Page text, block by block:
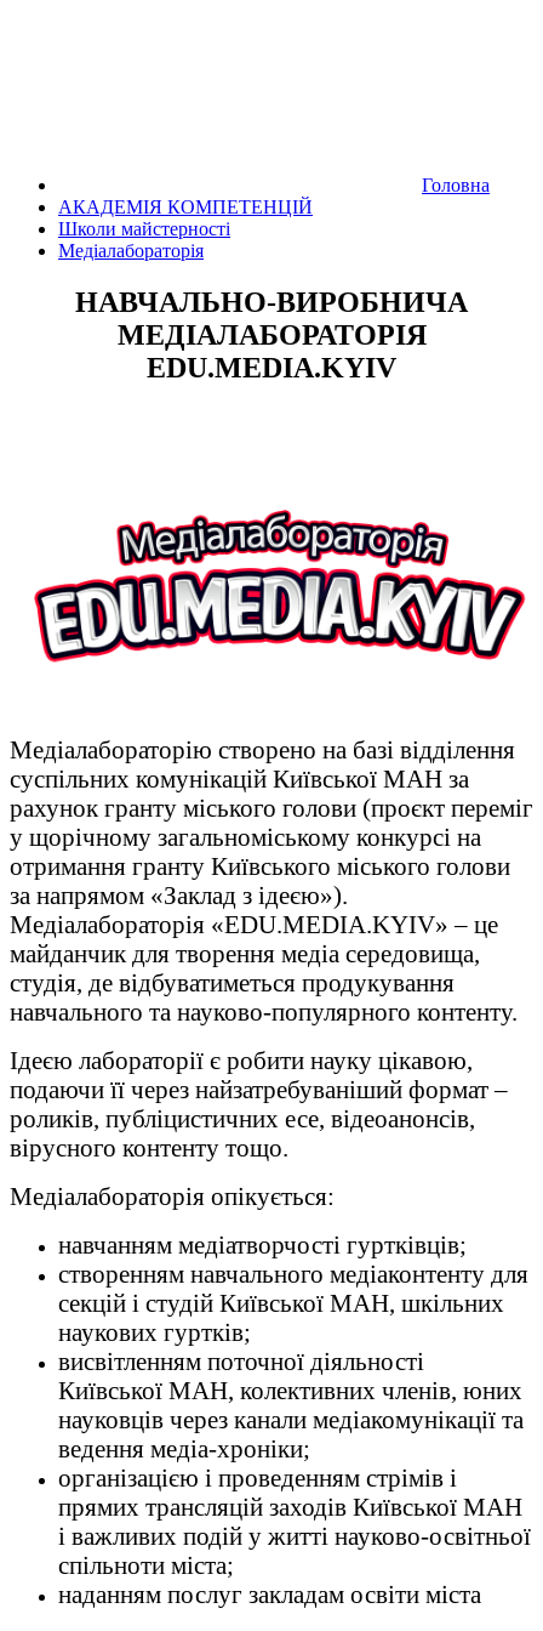
Головна
АКАДЕМІЯ КОМПЕТЕНЦІЙ
Школи майстерності
Медіалабораторія
НАВЧАЛЬНО-ВИРОБНИЧА
МЕДІАЛАБОРАТОРІЯ
EDU.MEDIA.KYIV
Медіалабораторію створено на базі відділення
суспільних комунікацій Київської МАН за
рахунок гранту міського голови (проєкт переміг
у щорічному загальноміському конкурсі на
отримання гранту Київського міського голови
за напрямом «Заклад з ідеєю»).
Медіалабораторія «EDU.MEDIA.KYIV» – це
майданчик для творення медіа середовища,
студія, де відбуватиметься продукування
навчального та науково-популярного контенту.
Ідеєю лабораторії є робити науку цікавою,
подаючи її через найзатребуваніший формат –
роликів, публіцистичних есе, відеоанонсів,
вірусного контенту тощо.
Медіалабораторія опікується:
навчанням медіатворчості гуртківців;
створенням навчального медіаконтенту для
секцій і студій Київської МАН, шкільних
наукових гуртків;
висвітленням поточної діяльності
Київської МАН, колективних членів, юних
науковців через канали медіакомунікації та
ведення медіа-хроніки;
організацією і проведенням стрімів і
прямих трансляцій заходів Київської МАН
і важливих подій у житті науково-освітньої
спільноти міста;
наданням послуг закладам освіти міста